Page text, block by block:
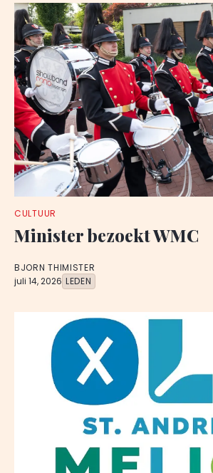
CULTUUR
Minister bezoekt WMC
BJORN THIMISTER
juli 14, 2026 LEDEN